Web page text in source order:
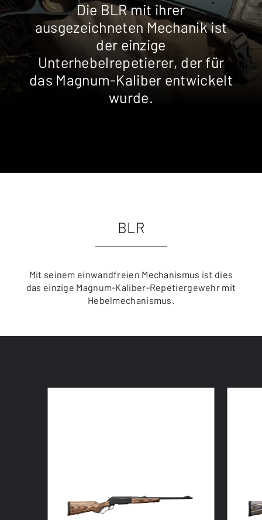
Die BLR mit ihrer
ausgezeichneten Mechanik ist
der einzige
Unterhebelrepetierer, der für
das Magnum-Kaliber entwickelt
wurde.
BLR
Mit seinem einwandfreien Mechanismus ist dies
das einzige Magnum-Kaliber-Repetiergewehr mit
Hebelmechanismus.